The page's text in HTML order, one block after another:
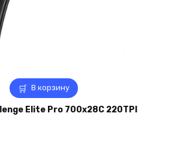
В корзину
Elite Pro 700x28C 220TPI